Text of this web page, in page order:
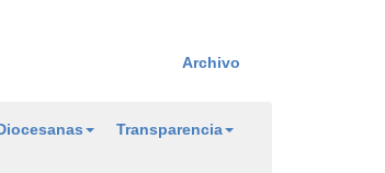
Archivo
Transparencia